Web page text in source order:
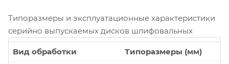
Типоразмеры и эксплуатационные характеристики
серийно выпускаемых дисков шлифовальных
Вид обработки
Типоразмеры (мм)